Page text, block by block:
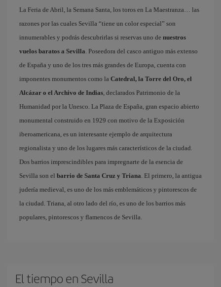
La Feria de Abril, la Semana Santa, los toros en La Maestranza… las
razones por las cuales Sevilla “tiene un color especial” son
innumerables y podrás descubrirlas si reservas uno de nuestros
vuelos baratos a Sevilla. Poseedora del casco antiguo más extenso
de España y uno de los tres más grandes de Europa, cuenta con
imponentes monumentos como la Catedral, la Torre del Oro, el
Alcázar o el Archivo de Indias, declarados Patrimonio de la
Humanidad por la Unesco. La Plaza de España, gran espacio abierto
monumental construido en 1929 con motivo de la Exposición
iberoamericana, es un interesante ejemplo de arquitectura
regionalista y uno de los lugares más característicos de la ciudad.
Dos barrios imprescindibles para impregnarte de la esencia de
Sevilla son el barrio de Santa Cruz y Triana. El primero, la antigua
judería medieval, es uno de los más emblemáticos y pintorescos de
la ciudad. Triana, al otro lado del río, es uno de los barrios más
populares, pintorescos y flamencos de Sevilla.
El tiempo en Sevilla